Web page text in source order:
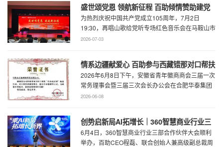
盛世颂党恩 领航新征程 百助倾情赞助建党
105周年文艺展演
为热烈庆祝中国共产党成立105周年，7月2日
19:30，再唱山歌给党听专场红色音乐会在马鞍山市
工人文化宫职工剧场精彩上演。本场音乐会由 ...
2026-07-03
情系边疆献爱心 百助参与西藏错那对口帮扶
行动
2026年6月8日下午，安徽省青年徽商商会三届一次
常务理事会暨三届三次会长办公会在合肥华泰集团
召开。...
2026-06-08
创势启新局AI拓增长｜360智慧商业行业三
部合作伙伴大会圆满召开
6月4日，360智慧商业行业三部合作伙伴大会顺利
举办，百助CEO程磊、联合创始人兼高级副总裁周